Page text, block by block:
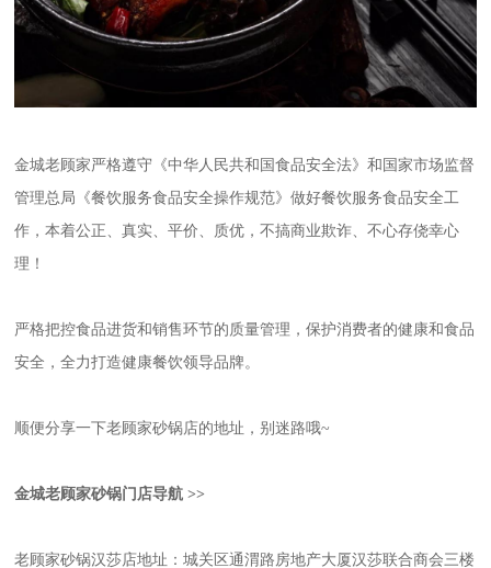
金城老顾家严格遵守《中华人民共和国食品安全法》和国家市场监督
管理总局《餐饮服务食品安全操作规范》做好餐饮服务食品安全工
作，本着公正、真实、平价、质优，不搞商业欺诈、不心存侥幸心
理！
严格把控食品进货和销售环节的质量管理，保护消费者的健康和食品
安全，全力打造健康餐饮领导品牌。
顺便分享一下老顾家砂锅店的地址，别迷路哦~
金城老顾家砂锅门店导航 >>
老顾家砂锅汉莎店地址：城关区通渭路房地产大厦汉莎联合商会三楼